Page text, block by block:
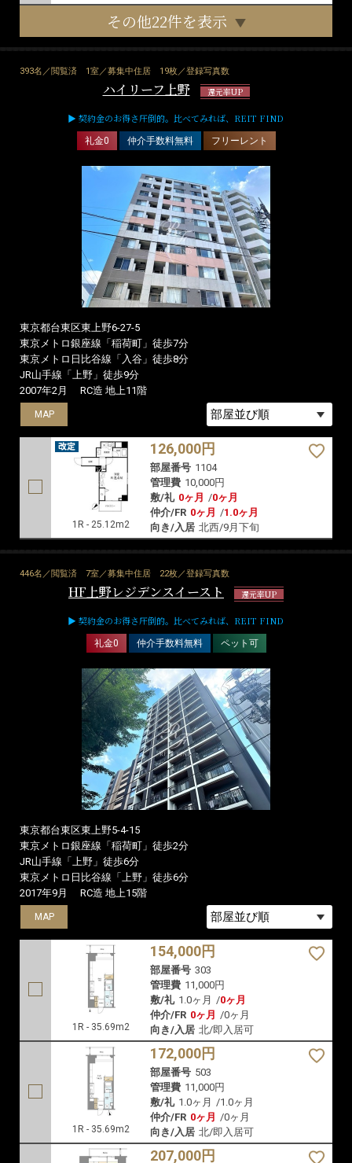
その他22件を表示
393名／閲覧済 1室／募集中住居 19枚／登録写真数
ハイリーフ上野 還元率UP
▶ 契約金のお得さ圧倒的。比べてみれば、REIT FIND
礼金0 仲介手数料無料 フリーレント
東京都台東区東上野6-27-5
東京メトロ銀座線「稲荷町」徒歩7分
東京メトロ日比谷線「入谷」徒歩8分
JR山手線「上野」徒歩9分
2007年2月
RC造 地上11階
MAP
1R - 25.12m2
126,000円
部屋番号 1104
管理費 10,000円
敷/礼 0ヶ月 /0ヶ月
仲介/FR 0ヶ月 /1.0ヶ月
向き/入居 北西/9月下旬
446名／閲覧済 7室／募集中住居 22枚／登録写真数
HF上野レジデンスイースト 還元率UP
▶ 契約金のお得さ圧倒的。比べてみれば、REIT FIND
礼金0 仲介手数料無料 ペット可
東京都台東区東上野5-4-15
東京メトロ銀座線「稲荷町」徒歩2分
JR山手線「上野」徒歩6分
東京メトロ日比谷線「上野」徒歩6分
2017年9月
RC造 地上15階
MAP
1R - 35.69m2
154,000円
部屋番号 303
管理費 11,000円
敷/礼 1.0ヶ月 /0ヶ月
仲介/FR 0ヶ月 /0ヶ月
向き/入居 北/即入居可
MAP
1R - 35.69m2
172,000円
部屋番号 503
管理費 11,000円
敷/礼 1.0ヶ月 /1.0ヶ月
仲介/FR 0ヶ月 /0ヶ月
向き/入居 北/即入居可
MAP
207,000円